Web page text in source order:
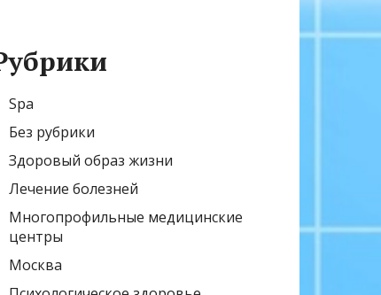
Spa
Без рубрики
Здоровый образ жизни
Лечение болезней
Многопрофильные медицинские
центры
Москва